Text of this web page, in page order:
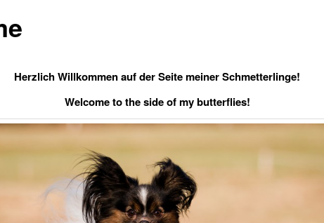
Herzlich Willkommen auf der Seite meiner Schmetterlinge!
Welcome to the side of my butterflies!